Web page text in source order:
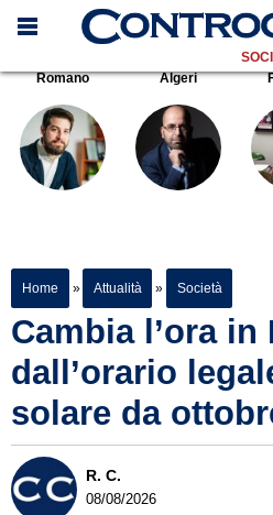
Romano
Algeri
Home » Attualità » Società
Cambia l’ora in
dall’orario
solare da
R. C.
08/08/2026